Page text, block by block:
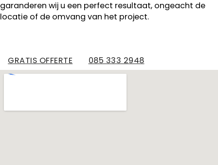
garanderen wij u een perfect resultaat, ongeacht de
locatie of de omvang van het project.
GRATIS OFFERTE 085 333 2948